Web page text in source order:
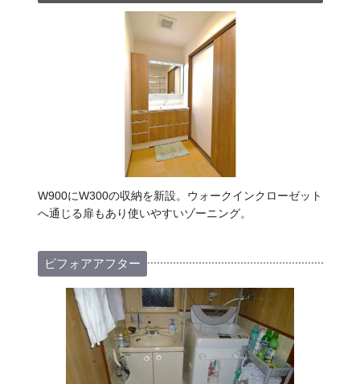
W900にW300の収納を新設。ウォークインクローゼット
へ通じる扉もあり使いやすいゾーニング。
ビフォアアフター